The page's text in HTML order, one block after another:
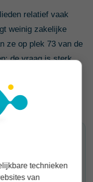
relatief vaak
weinig zakelijke
ze op plek 73 van de
de vraag is sterk,
dat kosten voor
en
technieken
van